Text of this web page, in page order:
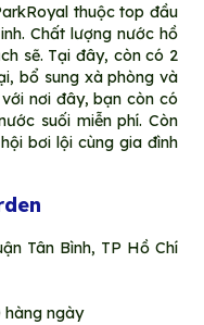
thuộc top đầu
Chất lượng nước hồ
sẽ. Tại đây, còn có 2
bổ sung xà phòng và
nơi đây, bạn còn có
suối miễn phí. Còn
bơi lội cùng gia đình
Tân Bình, TP Hồ Chí
hàng ngày